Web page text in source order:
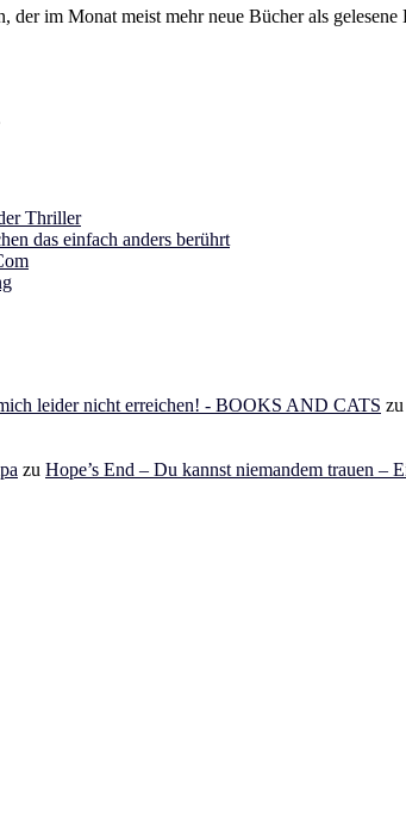
der im Monat meist mehr neue Bücher als
Thriller
das einfach anders berührt
leider nicht erreichen! - BOOKS AND CATS zu
zu Hope’s End – Du kannst niemandem trauen –